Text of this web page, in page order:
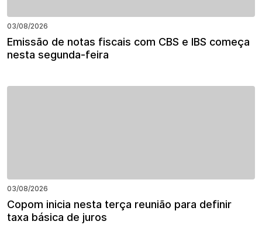
03/08/2026
Emissão de notas fiscais com CBS e IBS começa
nesta segunda-feira
03/08/2026
Copom inicia nesta terça reunião para definir
taxa básica de juros